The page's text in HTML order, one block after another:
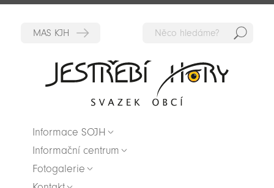
Informace SOJH
Informační centrum
Fotogalerie